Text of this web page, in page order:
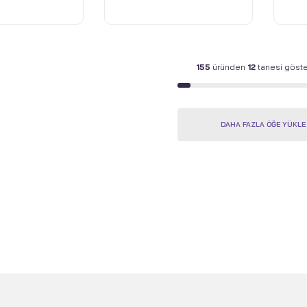
155 üründen 12 tanesi
DAHA FAZLA ÖĞE YÜKLE